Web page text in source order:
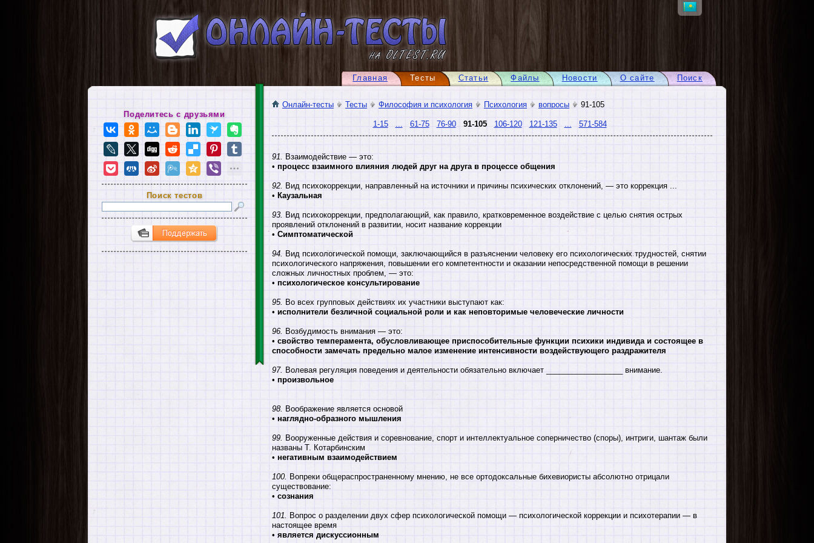
Поиск
О сайте
Новости
Файлы
Статьи
Тесты
Главная
Онлайн-тесты Тесты Философия и психология Психология вопросы 91-105
1-15 61-75 76-90 91-105 106-120 121-135 571-584
91. Взаимодействие — это:
• процесс взаимного влияния людей друг на друга в процессе общения
92. Вид психокоррекции, направленный на источники и причины психических отклонений, — это коррекция ...
• Каузальная
93. Вид психокоррекции, предполагающий, как правило, кратковременное воздействие с целью снятия острых
проявлений отклонений в развитии, носит название коррекции
• Симптоматической
94. Вид психологической помощи, заключающийся в разъяснении человеку его психологических трудностей, снятии
психологического напряжения, повышении его компетентности и оказании непосредственной помощи в решении
сложных личностных проблем, — это:
• психологическое консультирование
95. Во всех групповых действиях их участники выступают как:
• исполнители безличной социальной роли и как неповторимые человеческие личности
96. Возбудимость внимания — это:
• свойство темперамента, обусловливающее приспособительные функции психики индивида и состоящее в
способности замечать предельно малое изменение интенсивности воздействующего раздражителя
97. Волевая регуляция поведения и деятельности обязательно включает __________________ внимание.
• произвольное
98. Воображение является основой
• наглядно-образного мышления
99. Вооруженные действия и соревнование, спорт и интеллектуальное соперничество (споры), интриги, шантаж были
названы Т. Котарбинским
• негативным взаимодействием
100. Вопреки общераспространенному мнению, не все ортодоксальные бихевиористы абсолютно отрицали
существование:
• сознания
101.
Вопрос о разделении двух сфер психологической помощи — психологической коррекции и психотерапии — в
настоящее время
• является дискуссионным
Поделитесь с друзьями
Поиск тестов